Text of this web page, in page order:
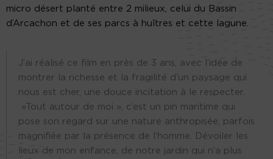
micro désert planté entre 2 milieux, celui du Bassin
d’Arcachon et de ses parcs à huîtres et cette lagune.
J’ai réalisé ce film en près de 3 ans, avec l’idée de
montrer la richesse et la fragilité d’un paysage qui
nous est cher, une douce incitation à le respecter.
»Tout autour de moi », c’est un pin maritime qui
pose son regard sur une nature anthropisée, parfois
magnifiée par la présence de l’homme. Dévoiler les
lieux de mon enfance, de notre jardin qui n’a plus